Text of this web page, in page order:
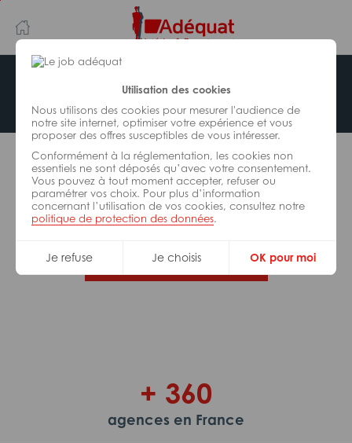
Utilisation des cookies
Nous utilisons des cookies pour mesurer l'audience de
notre site internet, optimiser votre expérience et vous
proposer des offres susceptibles de vous intéresser.
Conformément à la réglementation, les cookies non
essentiels ne sont déposés qu’avec votre consentement.
Vous pouvez à tout moment accepter, refuser ou
paramétrer vos choix. Pour plus d’information
concernant l’utilisation de vos cookies, consultez notre
politique de protection des données.
Je refuse Je choisis OK pour moi
au
contenu
principal
navigation
Offre indisponible
L’offre d’emploi que vous tentez de consulter n’est
plus disponible.
De nombreuses autres missions peuvent vous
correspondre, consultez toutes nos offres.
Trouvez votre job Adéquat !
+ 360
agences en France